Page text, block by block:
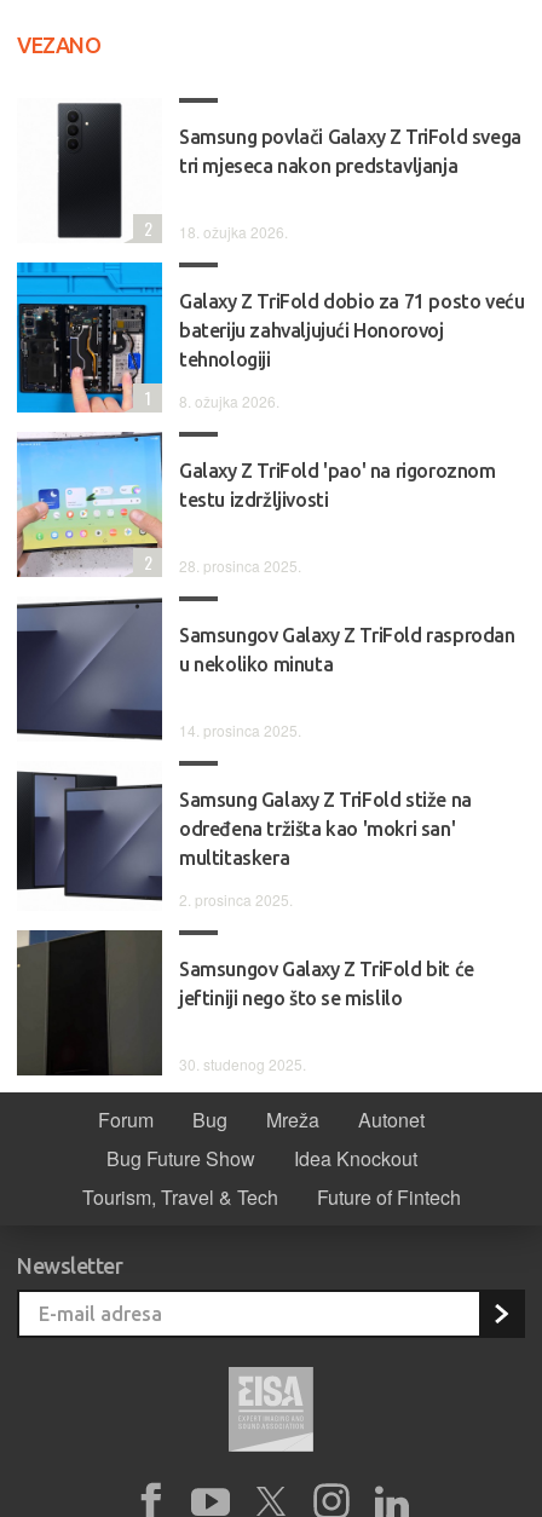
VEZANO
Samsung povlači Galaxy Z TriFold svega
tri mjeseca nakon predstavljanja
18. ožujka 2026.
2
Galaxy Z TriFold dobio za 71 posto veću
bateriju zahvaljujući Honorovoj
tehnologiji
8. ožujka 2026.
1
Galaxy Z TriFold 'pao' na rigoroznom
testu izdržljivosti
28. prosinca 2025.
2
Samsungov Galaxy Z TriFold rasprodan
u nekoliko minuta
14. prosinca 2025.
Samsung Galaxy Z TriFold stiže na
određena tržišta kao 'mokri san'
multitaskera
2. prosinca 2025.
Samsungov Galaxy Z TriFold bit će
jeftiniji nego što se mislilo
30. studenog 2025.
Forum Bug Mreža
Autonet
Bug Future Show
Idea Knockout
Tourism, Travel & Tech
Future of Fintech
Newsletter